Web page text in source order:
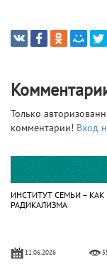
Только
комментарии! Вход
ИНСТИТУТ СЕМЬИ –
РАДИКАЛИЗМА
11.06.2026